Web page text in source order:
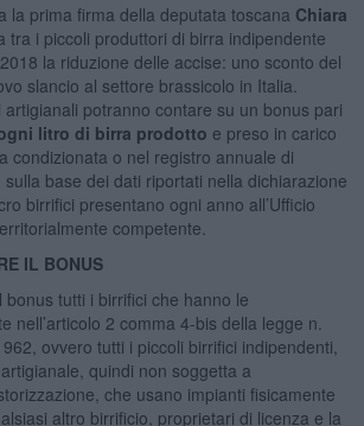
la prima firma della deputata toscana Chiara
tra i piccoli produttori di birra indipendente
la riduzione delle accise: uno sconto del
slancio al settore brassicolo in Italia.
potranno contare su un bonus pari
litro di birra prodotto e preso in carico
condizionata o nel registro annuale di
base dei dati riportati nella dichiarazione
birrifici presentano ogni anno all’Ufficio
competente.
IL BONUS
tutti i birrifici che hanno le
nell’articolo 2 comma 4-bis della legge n.
ovvero tutti i piccoli birrifici indipendenti,
quindi non soggetta a
che usano impianti fisicamente
altro birrificio, proprietari di licenza e la